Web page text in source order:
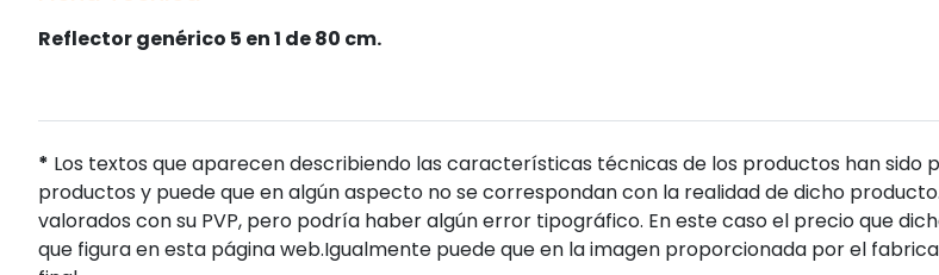
Reflector genérico 5 en 1 de 80 cm.
* Los textos que aparecen describiendo las características técnicas de los productos han
productos y puede que en algún aspecto no se correspondan con la realidad de dicho
valorados con su PVP, pero podría haber algún error tipográfico. En este caso el precio que
que figura en esta página web.Igualmente puede que en la imagen proporcionada por el